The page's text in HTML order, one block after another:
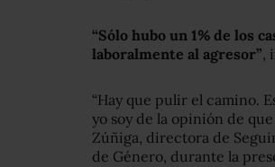
“Sólo hubo un 1% de los
laboralmente al agresor”,
“Hay que pulir el camino.
yo soy de la opinión de
Zúñiga, directora de
de Género, durante la